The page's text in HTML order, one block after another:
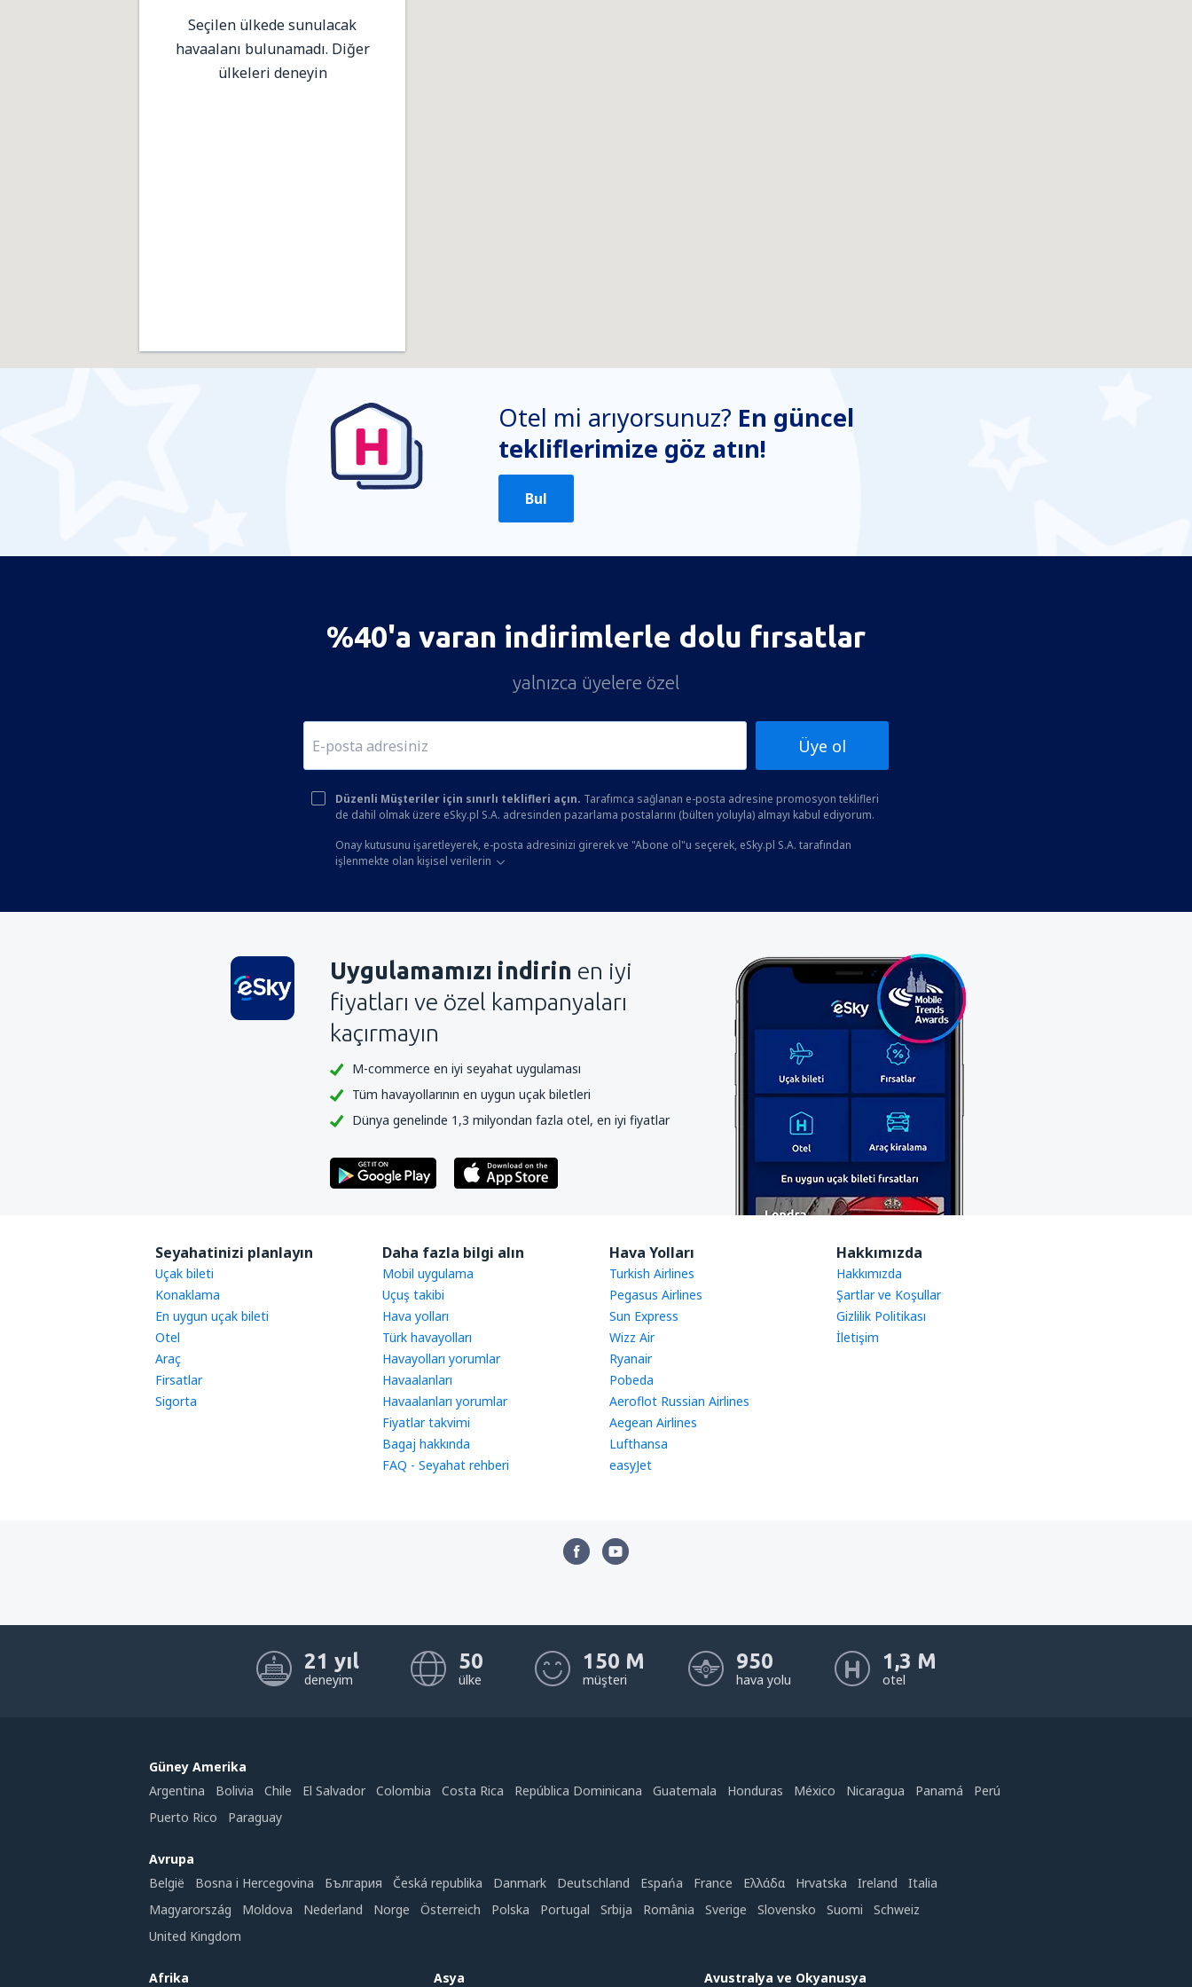
Seçilen ülkede sunulacak
havaalanı bulunamadı. Diğer
ülkeleri deneyin
Otel mi arıyorsunuz? En güncel
tekliflerimize göz atın!
Bul
%40'a varan indirimlerle dolu fırsatlar
yalnızca üyelere özel
Üye ol
Düzenli Müşteriler için sınırlı teklifleri açın. Tarafımca sağlanan e-posta adresine promosyon teklifleri
de dahil olmak üzere eSky.pl S.A. adresinden pazarlama postalarını (bülten yoluyla) almayı kabul ediyorum.
Onay kutusunu işaretleyerek, e-posta adresinizi girerek ve "Abone ol"u seçerek, eSky.pl S.A. tarafından
işlenmekte olan kişisel verilerin
Uygulamamızı indirin en iyi
fiyatları ve özel kampanyaları
kaçırmayın
M-commerce en iyi seyahat uygulaması
Tüm havayollarının en uygun uçak biletleri
Dünya genelinde 1,3 milyondan fazla otel, en iyi fiyatlar
Seyahatinizi planlayın
Uçak bileti
Konaklama
En uygun uçak bileti
Otel
Araç
Firsatlar
Sigorta
Daha fazla bilgi alın
Mobil uygulama
Uçuş takibi
Hava yolları
Türk havayolları
Havayolları yorumlar
Havaalanları
Havaalanları yorumlar
Fiyatlar takvimi
Bagaj hakkında
FAQ - Seyahat rehberi
Hava Yolları
Turkish Airlines
Pegasus Airlines
Sun Express
Wizz Air
Ryanair
Pobeda
Aeroflot Russian Airlines
Aegean Airlines
Lufthansa
easyJet
Hakkımızda
Hakkımızda
Şartlar ve Koşullar
Gizlilik Politikası
İletişim
21 yıl
deneyim
50
ülke
150 M
müşteri
950
hava yolu
1,3 M
otel
Güney Amerika
Argentina
Bolivia Chile El Salvador Colombia Costa Rica República Dominicana Guatemala Honduras México Nicaragua Panamá
Perú
Puerto Rico
Paraguay
Avrupa
België
Bosna i Hercegovina България Česká republika Danmark Deutschland Espańa France Ελλάδα Hrvatska Ireland
Italia
Magyarország
Moldova Nederland Norge Österreich Polska Portugal Srbija România Sverige Slovensko Suomi
Schweiz
United Kingdom
Afrika Asya Avustralya ve Okyanusya